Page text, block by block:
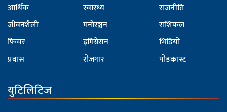
आर्थिक
जीवनशैली
फिचर
प्रवास
स्वास्थ्य
मनोरञ्जन
इमिग्रेसन
रोजगार
राजनीति
राशिफल
भिडियो
पोडकास्ट
युटिलिटिज